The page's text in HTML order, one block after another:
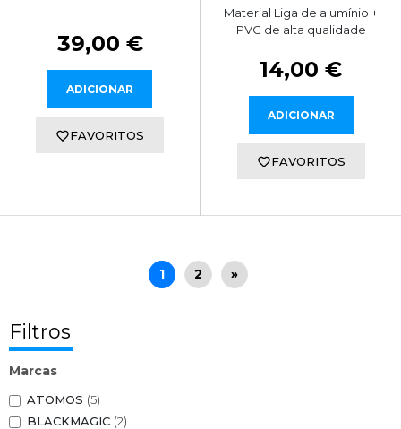
Filtros
Marcas
ATOMOS (5)
BLACKMAGIC (2)
39,00 €
ADICIONAR
FAVORITOS
Material Liga de alumínio +
PVC de alta qualidade
14,00 €
ADICIONAR
FAVORITOS
1 2 »